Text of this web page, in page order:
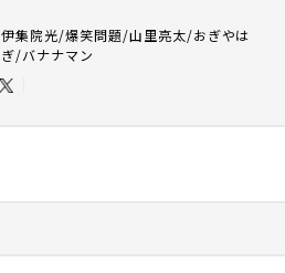
伊集院光/爆笑問題/山里亮太/おぎやは
ぎ/バナナマン